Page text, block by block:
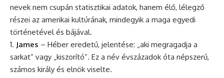
nevek nem csupán statisztikai adatok, hanem élő, lélegző
részei az amerikai kultúrának, mindegyik a maga egyedi
történetével és bájával.
James – Héber eredetű, jelentése: „aki megragadja a
sarkat” vagy „kiszorító”. Ez a név évszázadok óta népszerű,
számos király és elnök viselte.